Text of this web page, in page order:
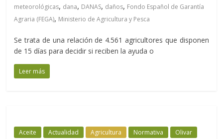
meteorológicas, dana, DANAS, daños, Fondo Español de Garantía
Agraria (FEGA), Ministerio de Agricultura y Pesca
Se trata de una relación de 4.561 agricultores que disponen
de 15 días para decidir si reciben la ayuda o
Leer más
Aceite Actualidad Agricultura Normativa Olivar